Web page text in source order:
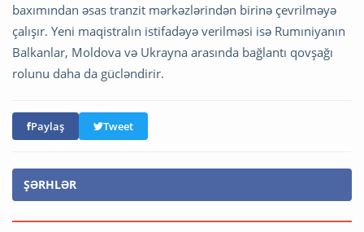
baxımından əsas tranzit mərkəzlərindən birinə çevrilməyə
çalışır. Yeni maqistralın istifadəyə verilməsi isə Rumıniyanın
Balkanlar, Moldova və Ukrayna arasında bağlantı qovşağı
rolunu daha da gücləndirir.
Paylaş Tweet
ŞƏRHLƏR